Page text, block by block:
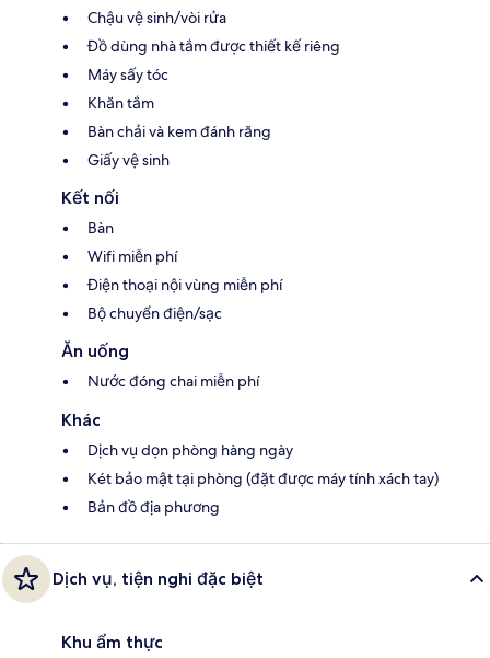
Chậu vệ sinh/vòi rửa
Đồ dùng nhà tắm được thiết kế riêng
Máy sấy tóc
Khăn tắm
Bàn chải và kem đánh răng
Giấy vệ sinh
Kết nối
Bàn
Wifi miễn phí
Điện thoại nội vùng miễn phí
Bộ chuyển điện/sạc
Ăn uống
Nước đóng chai miễn phí
Khác
Dịch vụ dọn phòng hàng ngày
Két bảo mật tại phòng (đặt được máy tính xách tay)
Bản đồ địa phương
Dịch vụ, tiện nghi đặc biệt
Khu ẩm thực